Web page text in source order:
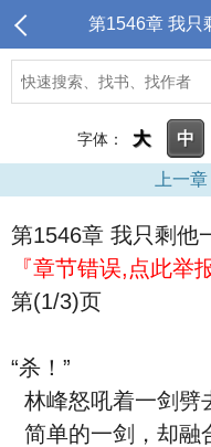
第1546章 我只
字体： 大 中
上一章
第1546章 我只剩他
『章节错误,点此举报
第(1/3)页
“杀！”
林峰怒吼着一剑劈
简单的一剑，却融